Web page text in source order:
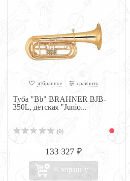
избранное сравнить
Туба "Bb" BRAHNER BJB-
350L, детская "Junio...
(0)
133 327 ₽
В корзину